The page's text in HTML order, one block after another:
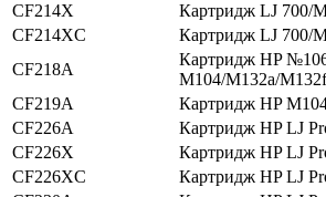
CF214X
Картридж LJ 700/
CF214XC
Картридж LJ 700/
CF218A
Картридж HP
M104/M132a/
CF219A
Картридж HP
CF226A
Картридж HP LJ
CF226X
Картридж HP LJ
CF226XC
Картридж HP LJ